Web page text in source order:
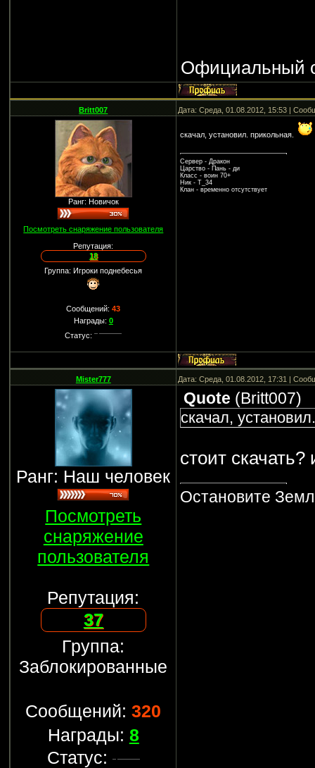
Официальный
Britt007 Дата: Среда, 01.08.2012, 15:53 |
Ранг: Новичок
Посмотреть снаряжение пользователя
Репутация:
18
Группа: Игроки поднебесья
Сообщений:43
Награды: 0
Статус:
скачал, установил. прикольная.
Сервер - Дракон
Царство - Пань - ди
Класс - воин 70+
Ник - Т_34
Клан - временно отсутствует
Mister777 Дата: Среда, 01.08.2012, 17:31 |
Ранг: Наш человек
Посмотреть
снаряжение
пользователя
Репутация:
37
Группа:
Заблокированные
Сообщений:320
Награды: 8
Статус:
Quote (Britt007)
скачал,
стоит
Остановите